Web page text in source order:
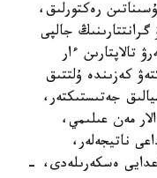
ۇسىناتىن رەكتورلىق،
جالپى
تالاپتارىن ءار
كەزىندە ۇلتتىق
جەتىستىكتەر،
مەن عىلىمي،
ناتيجەلەر،
ەسكەرىلەدى، -